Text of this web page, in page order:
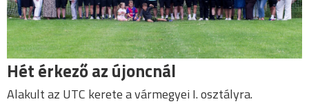
Hét érkező az újoncnál
Alakult az UTC kerete a vármegyei I. osztályra.